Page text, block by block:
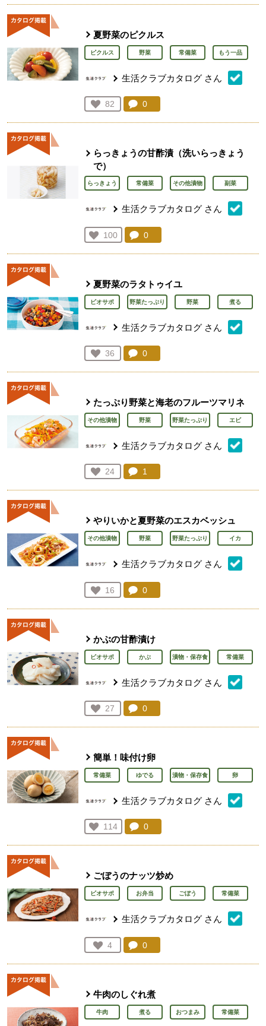
夏野菜のピクルス
ピクルス 野菜 常備菜 もう一品
生活クラブカタログ さん
お気に入り登録：
82
人が登録
コメント：
0
らっきょうの甘酢漬（洗いらっきょう
で）
らっきょう 常備菜 その他漬物 副菜
生活クラブカタログ さん
お気に入り登録：
100
人が登録
コメント：
0
夏野菜のラタトゥイユ
ビオサポ 野菜たっぷり 野菜 煮る
生活クラブカタログ さん
お気に入り登録：
36
人が登録
コメント：
0
たっぷり野菜と海老のフルーツマリネ
その他漬物 野菜 野菜たっぷり エビ
生活クラブカタログ さん
お気に入り登録：
24
人が登録
コメント：
1
やりいかと夏野菜のエスカベッシュ
その他漬物 野菜 野菜たっぷり イカ
生活クラブカタログ さん
お気に入り登録：
16
人が登録
コメント：
0
かぶの甘酢漬け
ビオサポ かぶ 漬物・保存食 常備菜
生活クラブカタログ さん
お気に入り登録：
27
人が登録
コメント：
0
簡単！味付け卵
常備菜 ゆでる 漬物・保存食 卵
生活クラブカタログ さん
お気に入り登録：
114
人が登録
コメント：
0
ごぼうのナッツ炒め
ビオサポ お弁当 ごぼう 常備菜
生活クラブカタログ さん
お気に入り登録：
4
人が登録
コメント：
0
牛肉のしぐれ煮
牛肉 煮る おつまみ 常備菜